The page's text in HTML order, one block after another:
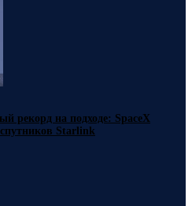
рекорд на подходе: SpaceX
Starlink